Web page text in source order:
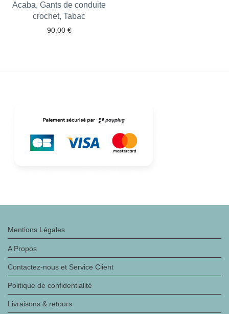
Acaba, Gants de conduite
crochet, Tabac
90,00 €
Mentions Légales
A Propos
Contactez-nous et Service Client
Politique de confidentialité
Livraisons & retours